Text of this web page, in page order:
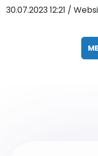
30.07.2023 12:21 /